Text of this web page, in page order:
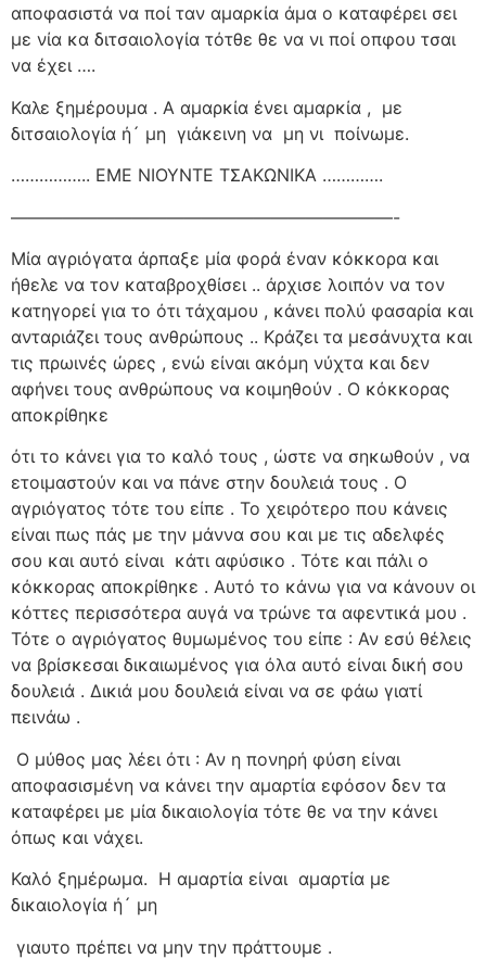
αποφασιστά να ποί ταν αμαρκία άμα ο καταφέρει σει
με νία κα διτσαιολογία τότθε θε να νι ποί οπφου τσαι
να έχει ….
Καλε ξημέρουμα . Α αμαρκία ένει αμαρκία , με
διτσαιολογία ή´ μη γιάκεινη να μη νι ποίνωμε.
…………….. ΕΜΕ ΝΙΟΥΝΤΕ ΤΣΑΚΩΝΙΚΑ ………….
——————————————————————-
Μία αγριόγατα άρπαξε μία φορά έναν κόκκορα και
ήθελε να τον καταβροχθίσει .. άρχισε λοιπόν να τον
κατηγορεί για το ότι τάχαμου , κάνει πολύ φασαρία και
ανταριάζει τους ανθρώπους .. Κράζει τα μεσάνυχτα και
τις πρωινές ώρες , ενώ είναι ακόμη νύχτα και δεν
αφήνει τους ανθρώπους να κοιμηθούν . Ο κόκκορας
αποκρίθηκε
ότι το κάνει για το καλό τους , ώστε να σηκωθούν , να
ετοιμαστούν και να πάνε στην δουλειά τους . Ο
αγριόγατος τότε του είπε . Το χειρότερο που κάνεις
είναι πως πάς με την μάννα σου και με τις αδελφές
σου και αυτό είναι κάτι αφύσικο . Τότε και πάλι ο
κόκκορας αποκρίθηκε . Αυτό το κάνω για να κάνουν οι
κόττες περισσότερα αυγά να τρώνε τα αφεντικά μου .
Τότε ο αγριόγατος θυμωμένος του είπε : Αν εσύ θέλεις
να βρίσκεσαι δικαιωμένος για όλα αυτό είναι δική σου
δουλειά . Δικιά μου δουλειά είναι να σε φάω γιατί
πεινάω .
Ο μύθος μας λέει ότι : Αν η πονηρή φύση είναι
αποφασισμένη να κάνει την αμαρτία εφόσον δεν τα
καταφέρει με μία δικαιολογία τότε θε να την κάνει
όπως και νάχει.
Καλό ξημέρωμα. Η αμαρτία είναι αμαρτία με
δικαιολογία ή´ μη
γιαυτο πρέπει να μην την πράττουμε .